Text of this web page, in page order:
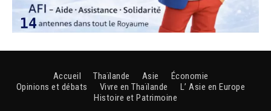
Accueil Thaïlande Asie
Économie
Opinions et débats
Vivre en Thaïlande
L’ Asie en Europe
Histoire et Patrimoine